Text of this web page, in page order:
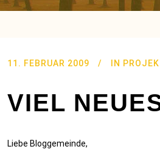
11. FEBRUAR 2009 IN
VIEL
Liebe Bloggemeinde,